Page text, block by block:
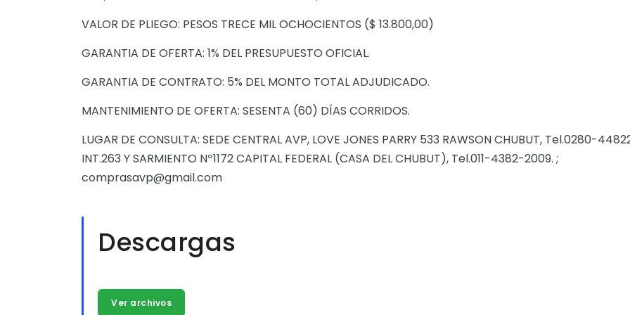
VALOR DE PLIEGO: PESOS TRECE MIL OCHOCIENTOS ($ 13.800,00)
GARANTIA DE OFERTA: 1% DEL PRESUPUESTO OFICIAL.
GARANTIA DE CONTRATO: 5% DEL MONTO TOTAL ADJUDICADO.
MANTENIMIENTO DE OFERTA: SESENTA (60) DÍAS CORRIDOS.
LUGAR DE CONSULTA: SEDE CENTRAL AVP, LOVE JONES PARRY 533 RAWSON CHUBUT, Tel.0280-
INT.263 Y SARMIENTO Nº1172 CAPITAL FEDERAL (CASA DEL CHUBUT), Tel.011-4382-2009. ;
comprasavp@gmail.com
Descargas
Ver archivos